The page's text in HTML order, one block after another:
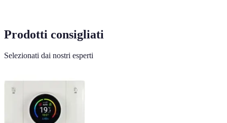
Prodotti consigliati
Selezionati dai nostri esperti